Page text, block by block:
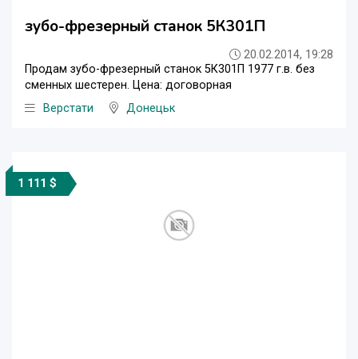
зубо-фрезерный станок 5К301П
20.02.2014, 19:28
Продам зубо-фрезерный станок 5К301П 1977 г.в. без
сменных шестерен. Цена: договорная
Верстати
Донецьк
1 111 $